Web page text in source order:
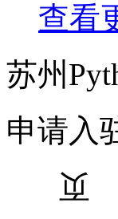
查看
苏州
申请入